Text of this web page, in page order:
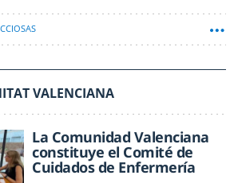
VALENCIANA
La Comunidad Valenciana
constituye el Comité de
Cuidados de Enfermería